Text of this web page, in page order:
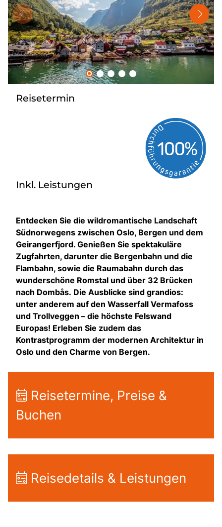
Kontakt
Reisetermin
Inkl. Leistungen
Entdecken Sie die wildromantische Landschaft
Südnorwegens zwischen Oslo, Bergen und dem
Geirangerfjord. Genießen Sie spektakuläre
Zugfahrten, darunter die Bergenbahn und die
Flambahn, sowie die Raumabahn durch das
wunderschöne Romstal und über 32 Brücken
nach Dombås. Die Ausblicke sind grandios:
unter anderem auf den Wasserfall Vermafoss
und Trollveggen – die höchste Felswand
Europas! Erleben Sie zudem das
Kontrastprogramm der modernen Architektur in
Oslo und den Charme von Bergen.
Reisetermine, Preise &
Buchen
Reisedetails & Leistungen